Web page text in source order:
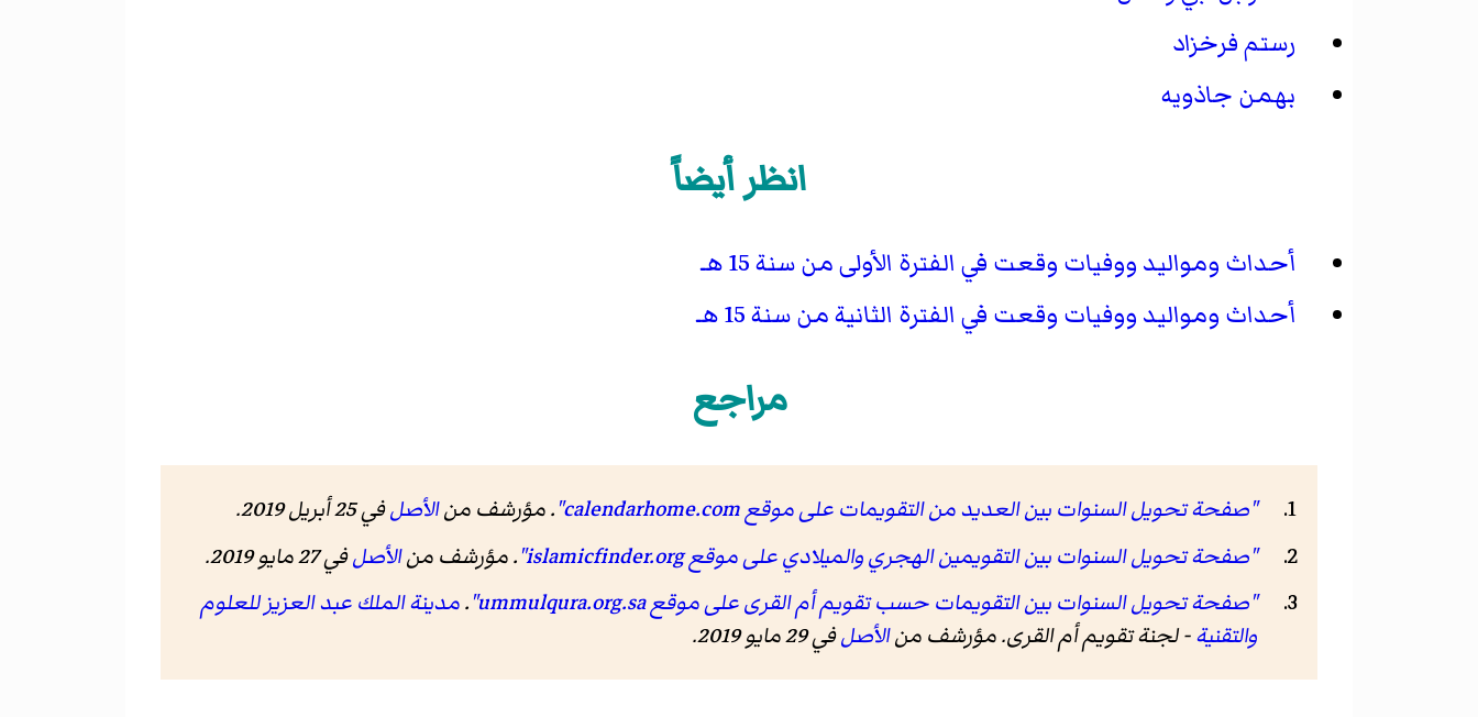
رستم فرخزاد
بهمن جاذويه
انظر أيضاً
أحداث ومواليد ووفيات وقعت في الفترة الأولى من سنة 15 هـ
أحداث ومواليد ووفيات وقعت في الفترة الثانية من سنة 15 هـ
مراجع
"صفحة تحويل السنوات بين العديد من التقويمات على موقع calendarhome.com" . مؤرشف منالأصلفي 25 أبريل 2019.
"صفحة تحويل السنوات بين التقويمين الهجري والميلادي على موقع islamicfinder.org"
. مؤرشف منالأصلفي 27 مايو 2019.
"صفحة تحويل السنوات بين التقويمات حسب تقويم أم القرى على موقع ummulqura.org.sa"
.مدينة الملك عبد العزيز للعلوم
والتقنية- لجنة تقويم أم القرى. مؤرشف منالأصلفي 29 مايو 2019.